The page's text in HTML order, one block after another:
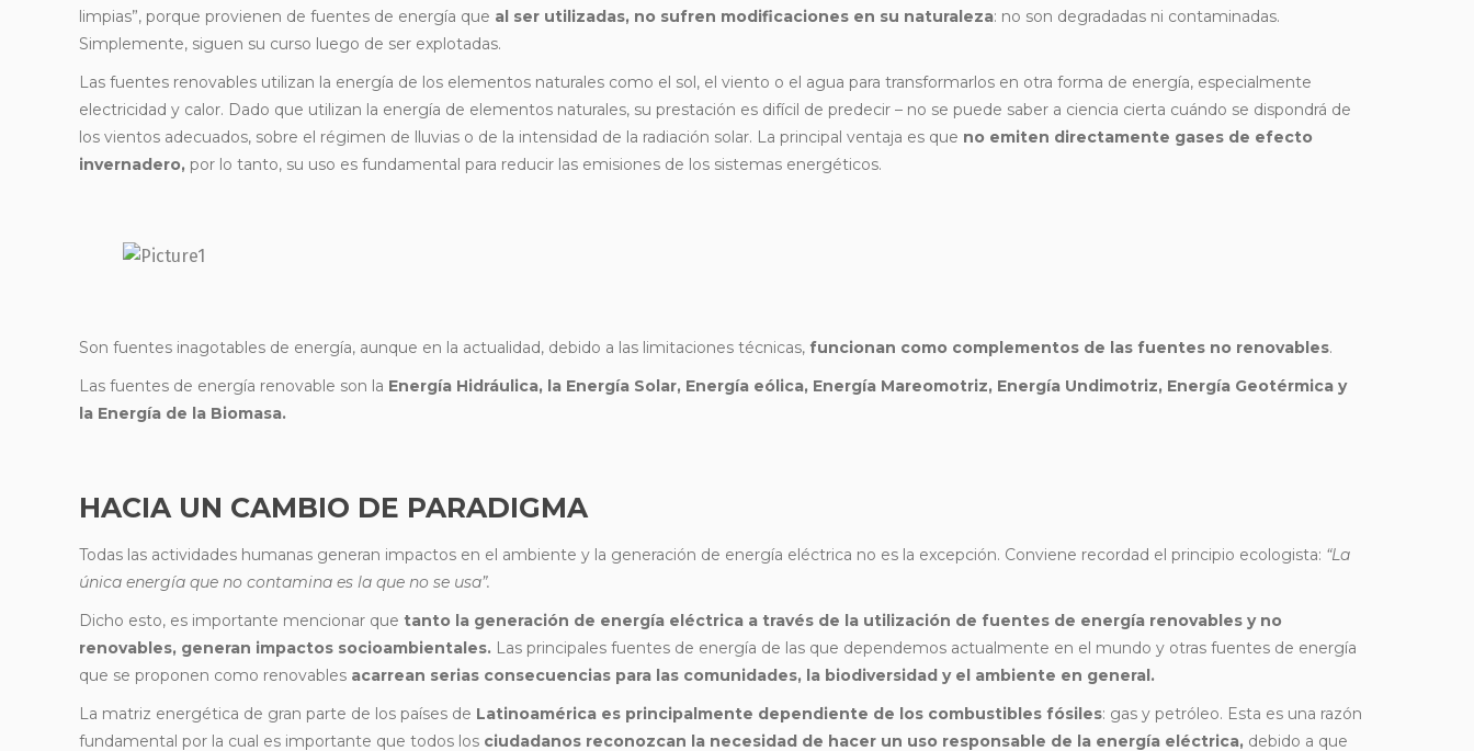
limpias”, porque provienen de fuentes de energía que al ser utilizadas, no sufren modificaciones en su naturaleza: no son degradadas ni contaminadas.
Simplemente, siguen su curso luego de ser explotadas.
Las fuentes renovables utilizan la energía de los elementos naturales como el sol, el viento o el agua para transformarlos en otra forma de energía, especialmente
electricidad y calor. Dado que utilizan la energía de elementos naturales, su prestación es difícil de predecir – no se puede saber a ciencia cierta cuándo se dispondrá de
los vientos adecuados, sobre el régimen de lluvias o de la intensidad de la radiación solar. La principal ventaja es que no emiten directamente gases de efecto
invernadero, por lo tanto, su uso es fundamental para reducir las emisiones de los sistemas energéticos.
Son fuentes inagotables de energía, aunque en la actualidad, debido a las limitaciones técnicas, funcionan como complementos de las fuentes no renovables.
Las fuentes de energía renovable son la Energía Hidráulica, la Energía Solar, Energía eólica, Energía Mareomotriz, Energía Undimotriz, Energía Geotérmica y
la Energía de la Biomasa.
HACIA UN CAMBIO DE PARADIGMA
Todas las actividades humanas generan impactos en el ambiente y la generación de energía eléctrica no es la excepción. Conviene recordad el principio ecologista: “La
única energía que no contamina es la que no se usa”.
Dicho esto, es importante mencionar que tanto la generación de energía eléctrica a través de la utilización de fuentes de energía renovables y no
renovables, generan impactos socioambientales. Las principales fuentes de energía de las que dependemos actualmente en el mundo y otras fuentes de energía
que se proponen como renovables acarrean serias consecuencias para las comunidades, la biodiversidad y el ambiente en general.
La matriz energética de gran parte de los países de Latinoamérica es principalmente dependiente de los combustibles fósiles: gas y petróleo. Esta es una razón
fundamental por la cual es importante que todos los ciudadanos reconozcan la necesidad de hacer un uso responsable de la energía eléctrica, debido a que